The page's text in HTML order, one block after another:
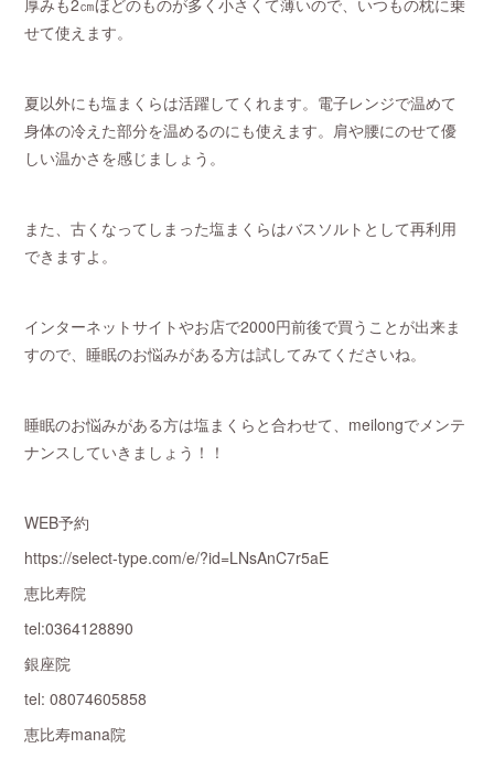
厚みも2㎝ほどのものが多く小さくて薄いので、いつもの枕に乗
せて使えます。
夏以外にも塩まくらは活躍してくれます。電子レンジで温めて
身体の冷えた部分を温めるのにも使えます。肩や腰にのせて優
しい温かさを感じましょう。
また、古くなってしまった塩まくらはバスソルトとして再利用
できますよ。
インターネットサイトやお店で2000円前後で買うことが出来ま
すので、睡眠のお悩みがある方は試してみてくださいね。
睡眠のお悩みがある方は塩まくらと合わせて、meilongでメンテ
ナンスしていきましょう！！
WEB予約
https://select-type.com/e/?id=LNsAnC7r5aE
恵比寿院
tel:0364128890
銀座院
tel: 08074605858
恵比寿mana院